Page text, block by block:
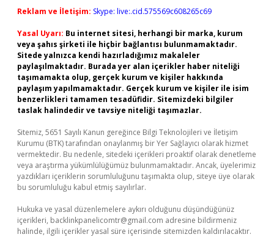
Reklam ve İletişim: Skype: live:.cid.575569c608265c69
Yasal Uyarı: Bu internet sitesi, herhangi bir marka, kurum
veya şahıs şirketi ile hiçbir bağlantısı bulunmamaktadır.
Sitede yalnızca kendi hazırladığımız makaleler
paylaşılmaktadır. Burada yer alan içerikler haber niteliği
taşımamakta olup, gerçek kurum ve kişiler hakkında
paylaşım yapılmamaktadır. Gerçek kurum ve kişiler ile isim
benzerlikleri tamamen tesadüfidir. Sitemizdeki bilgiler
taslak halindedir ve tavsiye niteliği taşımazlar.
Sitemiz, 5651 Sayılı Kanun gereğince Bilgi Teknolojileri ve İletişim
Kurumu (BTK) tarafından onaylanmış bir Yer Sağlayıcı olarak hizmet
vermektedir. Bu nedenle, sitedeki içerikleri proaktif olarak denetleme
veya araştırma yükümlülüğümüz bulunmamaktadır. Ancak, üyelerimiz
yazdıkları içeriklerin sorumluluğunu taşımakta olup, siteye üye olarak
bu sorumluluğu kabul etmiş sayılırlar.
Hukuka ve yasal düzenlemelere aykırı olduğunu düşündüğünüz
içerikleri, backlinkpanelicomtr@gmail.com adresine bildirmeniz
halinde, ilgili içerikler yasal süre içerisinde sitemizden kaldırılacaktır.